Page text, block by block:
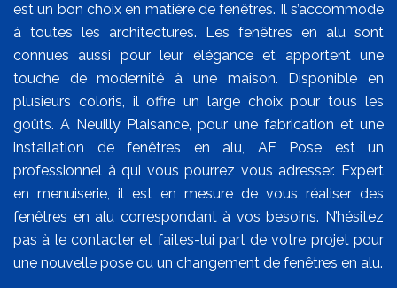
est un bon choix en matière de fenêtres. Il s’accommode
à toutes les architectures. Les fenêtres en alu sont
connues aussi pour leur élégance et apportent une
touche de modernité à une maison. Disponible en
plusieurs coloris, il offre un large choix pour tous les
goûts. A Neuilly Plaisance, pour une fabrication et une
installation de fenêtres en alu, AF Pose est un
professionnel à qui vous pourrez vous adresser. Expert
en menuiserie, il est en mesure de vous réaliser des
fenêtres en alu correspondant à vos besoins. N’hésitez
pas à le contacter et faites-lui part de votre projet pour
une nouvelle pose ou un changement de fenêtres en alu.